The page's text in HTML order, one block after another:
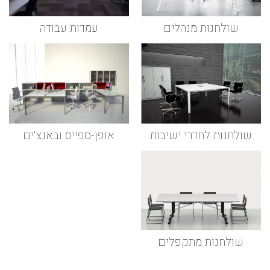
שולחנות מנהלים עמדות עבודה
שולחנות לחדרי ישיבות אופן-ספייס ובאנצ'ים
שולחנות מתקפלים